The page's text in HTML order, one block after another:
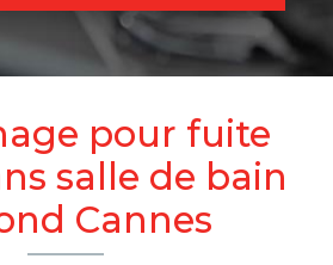
pour fuite
salle de bain
Cannes